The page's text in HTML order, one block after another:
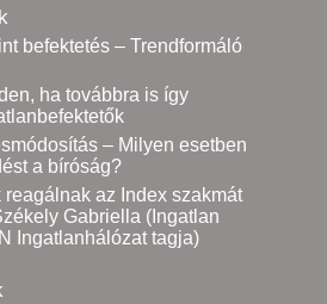
befektetés – Trendformáló
ha továbbra is így
– Milyen esetben
a bíróság?
az Index szakmát
Gabriella (Ingatlan
Ingatlanhálózat tagja)